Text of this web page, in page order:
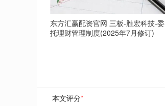
东方汇赢配资官网 三板-胜宏科技-委
托理财管理制度(2025年7月修订)
本文评分*